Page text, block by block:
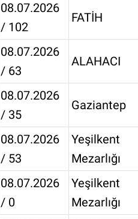
08.07.2026
/ 102
FATİH
08.07.2026
/ 63
ALAHACI
08.07.2026
/ 35
Gaziantep
08.07.2026
/ 53
Yeşilkent
Mezarlığı
08.07.2026
/ 0
Yeşilkent
Mezarlığı